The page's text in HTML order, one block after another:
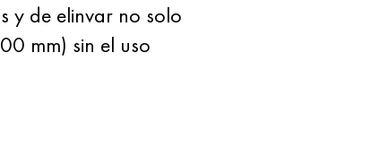
y de elinvar no solo
mm) sin el uso